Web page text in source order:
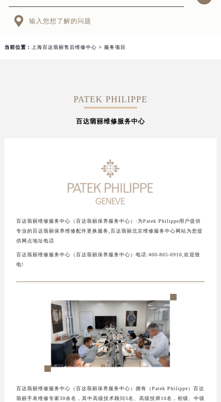
上海市黄浦区南京东路299号宏伊国际广场写字楼8层806室百达翡丽售后服务中心（需提前预约）
 输入您想了解的问题
当前位置： 上海百达翡丽售后维修中心 > 服务项目
PATEK PHILIPPE
百达翡丽维修服务中心
百达翡丽维修服务中心（百达翡丽保养服务中心）:为Patek Philippe用户提供
专业的百达翡丽保养维修配件更换服务,百达翡丽北京维修服务中心网站为您提
供网点地址电话
百达翡丽维修服务中心（百达翡丽保养服务中心）电话:400-805-0910,欢迎致
电!
百达翡丽维修服务中心（百达翡丽保养服务中心）拥有（Patek Philippe）百达
翡丽手表维修专家30余名，其中高级技术顾问3名、高级技师10名，初级、中级